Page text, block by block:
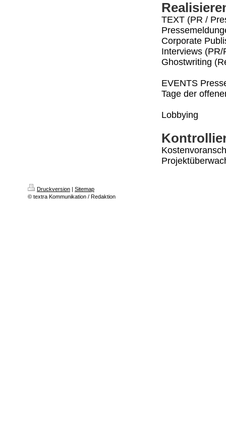
TEXT (PR /
Corporate
Interviews
Ghostwriting
EVENTS
Tage der
Lobbying
Druckversion | Sitemap
© textra Kommunikation / Redaktion